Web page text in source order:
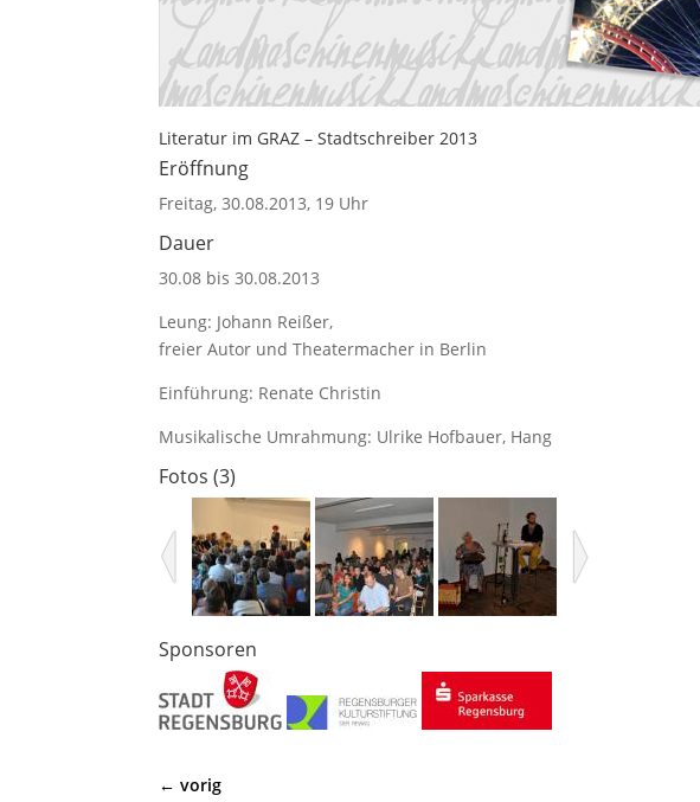
Literatur im GRAZ – Stadtschreiber 2013
Eröffnung
Freitag, 30.08.2013, 19 Uhr
Dauer
30.08 bis 30.08.2013
Leung: Johann Reißer,
freier Autor und Theatermacher in Berlin
Einführung: Renate Christin
Musikalische Umrahmung: Ulrike Hofbauer, Hang
Fotos (3)
Sponsoren
←vorig